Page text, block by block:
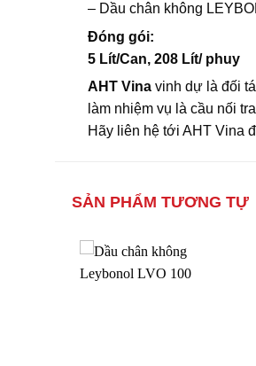
– Dầu chân không
Đóng gói:
5 Lít/Can, 208 Lít/ phuy
AHT Vinavinh dự là đối
làm nhiệm vụ là cầu nối
Hãy liên hệ tới AHT Vina
SẢN PHẨM TƯƠNG TỰ